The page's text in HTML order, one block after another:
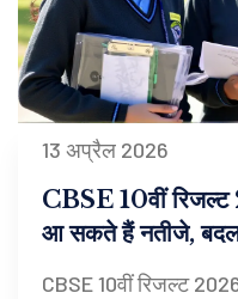
13 अप्रैल 2026
CBSE 10वीं
आ सकते हैं नतीजे, बदल
CBSE 10वीं रिजल्ट